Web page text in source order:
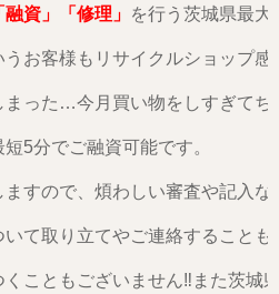
資」「修理」 を行う茨城県最
お客様もリサイクルショップ
まった…今月買い物をしすぎて
5分でご融資可能です。
すので、煩わしい審査や記入
て取り立てやご連絡すること
くこともございません‼また茨